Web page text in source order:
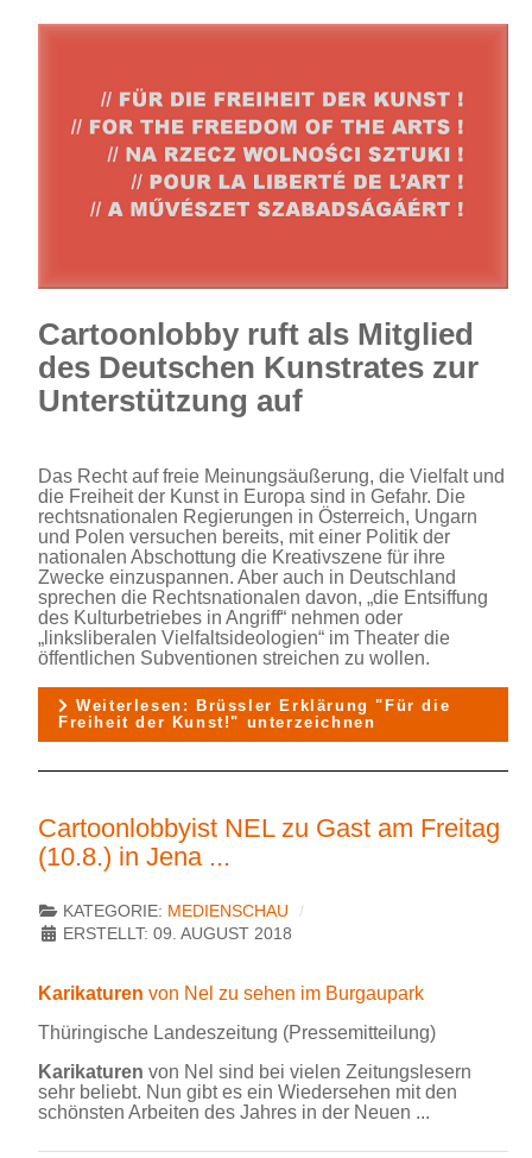
Cartoonlobby ruft als Mitglied
des Deutschen Kunstrates zur
Unterstützung auf
Das Recht auf freie Meinungsäußerung, die Vielfalt und
die Freiheit der Kunst in Europa sind in Gefahr. Die
rechtsnationalen Regierungen in Österreich, Ungarn
und Polen versuchen bereits, mit einer Politik der
nationalen Abschottung die Kreativszene für ihre
Zwecke einzuspannen. Aber auch in Deutschland
sprechen die Rechtsnationalen davon, „die Entsiffung
des Kulturbetriebes in Angriff“ nehmen oder
„linksliberalen Vielfaltsideologien“ im Theater die
öffentlichen Subventionen streichen zu wollen.
Weiterlesen: Brüssler Erklärung "Für die
Freiheit der Kunst!" unterzeichnen
Cartoonlobbyist NEL zu Gast am Freitag
(10.8.) in Jena ...
KATEGORIE: MEDIENSCHAU
ERSTELLT: 09. AUGUST 2018
Karikaturen von Nel zu sehen im Burgaupark
Thüringische Landeszeitung (Pressemitteilung)
Karikaturen von Nel sind bei vielen Zeitungslesern
sehr beliebt. Nun gibt es ein Wiedersehen mit den
schönsten Arbeiten des Jahres in der Neuen ...